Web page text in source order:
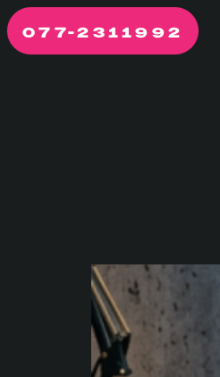
077-2311992